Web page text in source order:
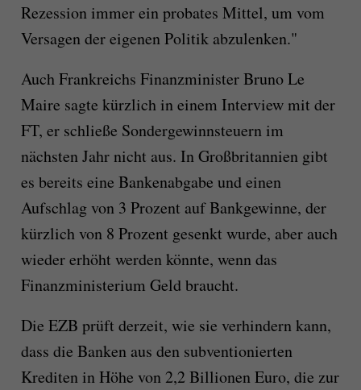
Rezession immer ein probates Mittel, um vom
Versagen der eigenen Politik abzulenken."
Auch Frankreichs Finanzminister Bruno Le
Maire sagte kürzlich in einem Interview mit der
FT, er schließe Sondergewinnsteuern im
nächsten Jahr nicht aus. In Großbritannien gibt
es bereits eine Bankenabgabe und einen
Aufschlag von 3 Prozent auf Bankgewinne, der
kürzlich von 8 Prozent gesenkt wurde, aber auch
wieder erhöht werden könnte, wenn das
Finanzministerium Geld braucht.
Die EZB prüft derzeit, wie sie verhindern kann,
dass die Banken aus den subventionierten
Krediten in Höhe von 2,2 Billionen Euro, die zur